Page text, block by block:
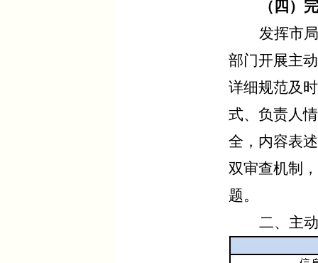
（四）
发挥市
部门开展主
详细规范及
式、负责人
全，内容表
双审查机制
题。
二、 主